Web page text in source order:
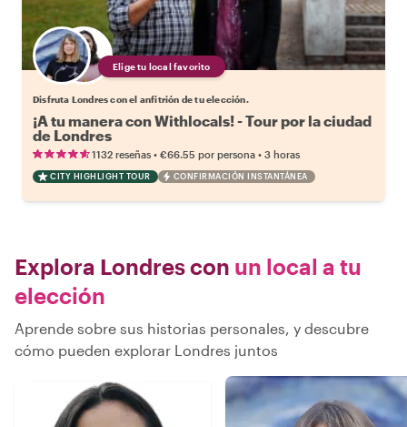
Elige tu local favorito
Disfruta Londres con el anfitrión de tu elección.
¡A tu manera con Withlocals! - Tour por la ciudad
de Londres
1132 reseñas • €66.55 por persona • 3 horas
CITY HIGHLIGHT TOUR CONFIRMACIÓN INSTANTÁNEA
Explora Londres con un local a tu
elección
Aprende sobre sus historias personales, y descubre
cómo pueden explorar Londres juntos